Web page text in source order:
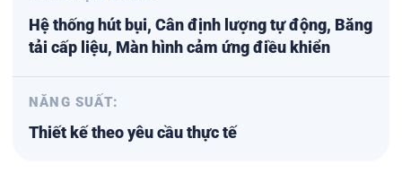
Hệ thống hút bụi, Cân định lượng tự động, Băng
tải cấp liệu, Màn hình cảm ứng điều khiển
NĂNG SUẤT:
Thiết kế theo yêu cầu thực tế